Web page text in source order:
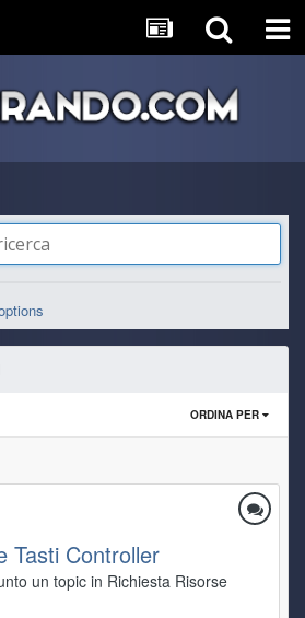
ORDINA PER
Tasti Controller
un topic in Richiesta Risorse